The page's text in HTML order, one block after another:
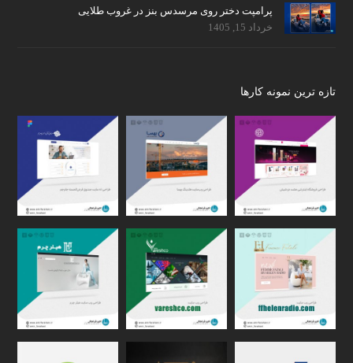
پرامپت دختر روی مرسدس بنز در غروب طلایی
خرداد 15, 1405
تازه ترین نمونه کارها